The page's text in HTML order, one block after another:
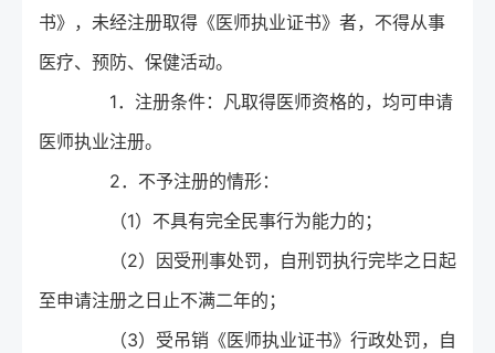
书》，未经注册取得《医师执业证书》者，不得从事
医疗、预防、保健活动。
1．注册条件：凡取得医师资格的，均可申请
医师执业注册。
2．不予注册的情形：
（1）不具有完全民事行为能力的；
（2）因受刑事处罚，自刑罚执行完毕之日起
至申请注册之日止不满二年的；
（3）受吊销《医师执业证书》行政处罚，自